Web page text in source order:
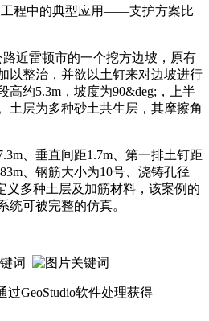
工程中的典型应用——支护方案比
路近雷顿市的一个挖方边坡，原有
以整治，并欲以土钉来对边坡进行
高约5.3m，坡度为90&deg;，上半
土层为多种砂土共生层，其摩擦角
、垂直间距1.7m、第一排土钉距
、钢筋大小为10号、浇铸孔径
义多种土层及加筋材料，该案例的
统可被完整的仿真。
过GeoStudio软件处理获得